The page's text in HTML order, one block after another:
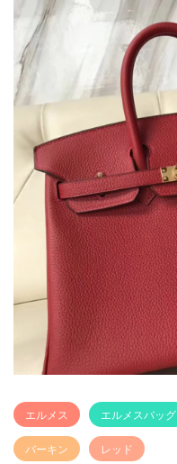
エルメス エルメスバッグ
バーキン レッド